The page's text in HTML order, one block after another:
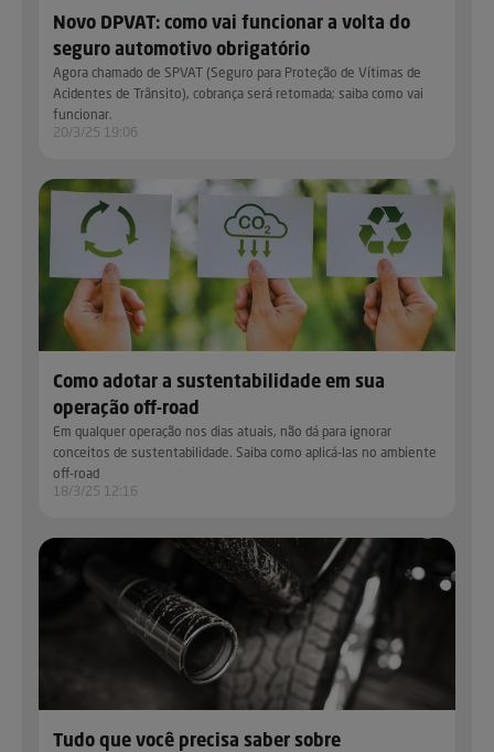
Novo DPVAT: como vai funcionar a volta do
seguro automotivo obrigatório
Agora chamado de SPVAT (Seguro para Proteção de Vítimas de
Acidentes de Trânsito), cobrança será retomada; saiba como vai
funcionar.
20/3/25 19:06
Como adotar a sustentabilidade em sua
operação off-road
Em qualquer operação nos dias atuais, não dá para ignorar
conceitos de sustentabilidade. Saiba como aplicá-las no ambiente
off-road
18/3/25 12:16
Tudo que você precisa saber sobre